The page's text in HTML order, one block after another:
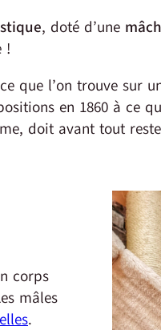
, doté d’une
!
que l’on trouve sur
en 1860 à ce
doit avant tout
corps
mâles
.